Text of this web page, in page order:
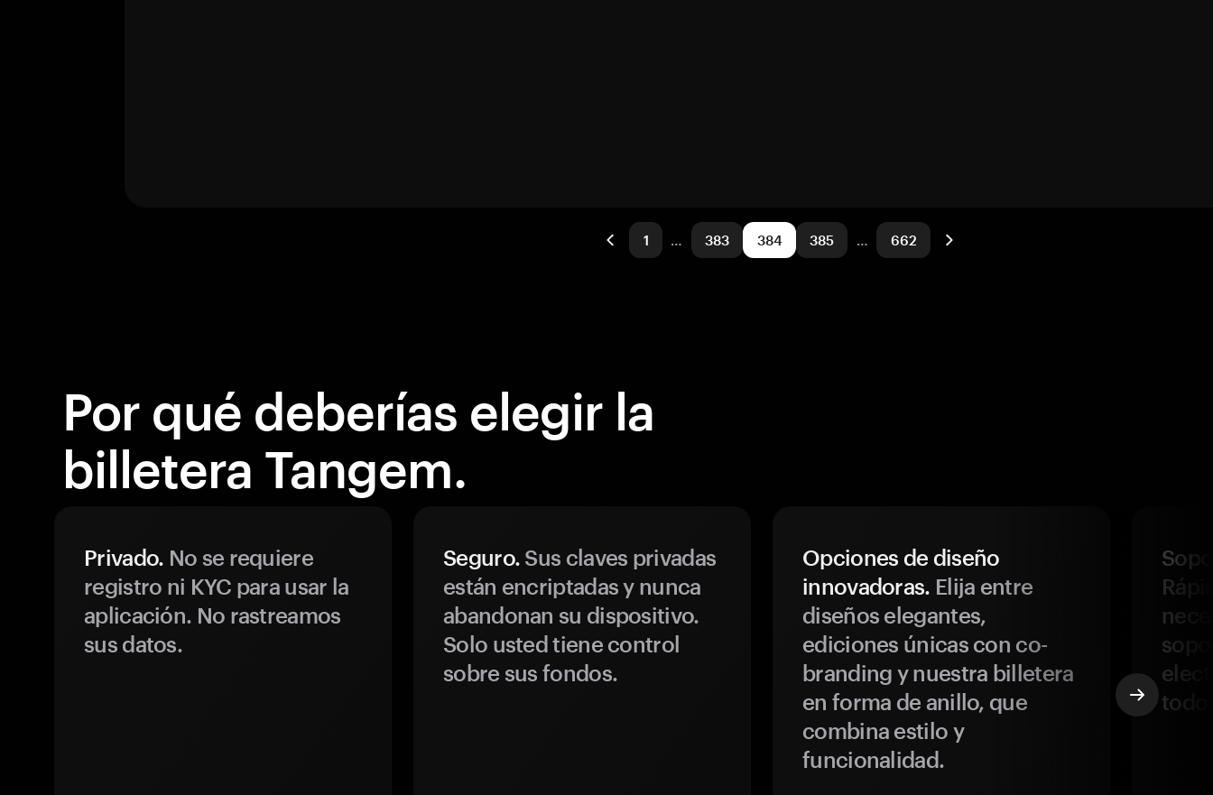
1 … 383 384 385 … 662
Por qué deberías elegir la
billetera Tangem.
Privado. No se requiere
registro ni KYC para usar la
aplicación. No rastreamos
sus datos.
Seguro. Sus claves privadas
están encriptadas y nunca
abandonan su dispositivo.
Solo usted tiene control
sobre sus fondos.
Opciones de diseño
innovadoras. Elija entre
diseños elegantes,
ediciones únicas con co-
branding y nuestra billetera
en forma de anillo, que
combina estilo y
funcionalidad.
todo